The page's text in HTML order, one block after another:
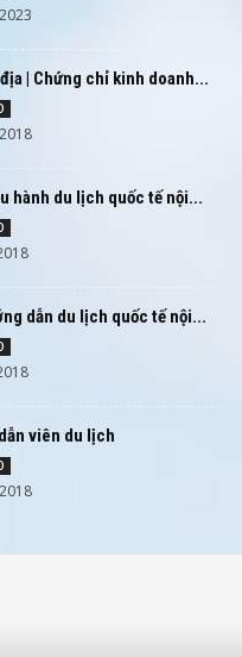
| Chứng chỉ kinh doanh...
hành du lịch quốc tế nội...
dẫn du lịch quốc tế nội...
viên du lịch